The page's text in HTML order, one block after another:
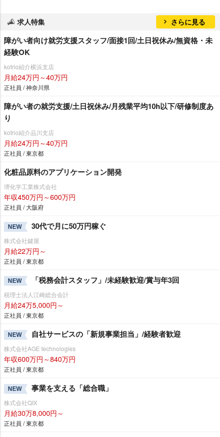
求人特集 さらに見る
障がい者向け就労支援スタッフ/面接1回/土日祝休み/無資格・未
経験OK
kotrio紹介横浜支店
月給24万円～40万円
正社員 / 神奈川県
障がい者の就労支援/土日祝休み/月残業平均10h以下/研修制度あ
り
kotrio紹介品川支店
月給24万円～40万円
正社員 / 東京都
化粧品原料のアプリケーション開発
堺化学工業株式会社
年収450万円～600万円
正社員 / 大阪府
NEW 30代で月に50万円稼ぐ
株式会社鍵屋
月給22万円～
正社員 / 東京都
NEW 「税務会計スタッフ」/未経験歓迎/賞与年3回
税理士法人江崎総合会計
月給24万5,000円～
正社員 / 東京都
NEW 自社サービスの「新規事業担当」/経験者歓迎
株式会社AGE technologies
年収600万円～840万円
正社員 / 東京都
NEW 事業を支える「総合職」
株式会社QIX
月給30万8,000円～
正社員 / 東京都